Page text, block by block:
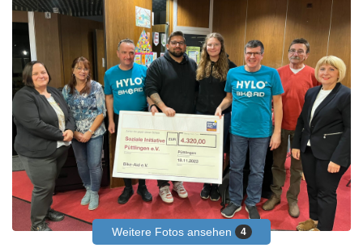
Weitere Fotos ansehen 4